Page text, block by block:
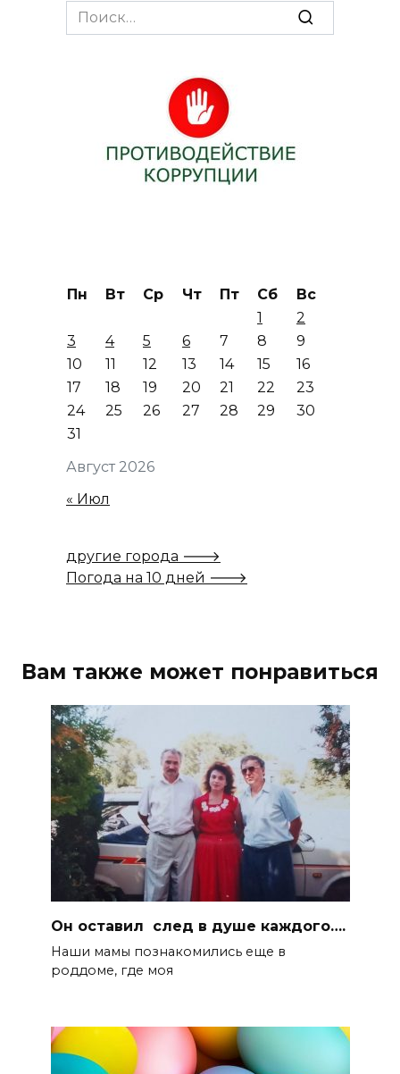
Search
for:
Август 2026
Пн Вт Ср Чт Пт Сб
Вс
1
2
3
4 5 6 7 8
9
10
11 12 13 14 15
16
17
18 19 20 21 22
23
24
25 26 27 28 29
30
31
« Июл
другие города 🡒
Погода на 10 дней 🡒
Вам также может понравиться
Он оставил след в душе каждого….
Наши мамы познакомились еще в
роддоме, где моя